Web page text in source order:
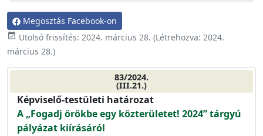
Megosztás Facebook-on
event_available Utolsó frissítés: 2024. március 28. (Létrehozva: 2024.
március 28.)
83/2024.
(III.21.)
Képviselő-testületi határozat
A „Fogadj örökbe egy közterületet! 2024” tárgyú
pályázat kiírásáról